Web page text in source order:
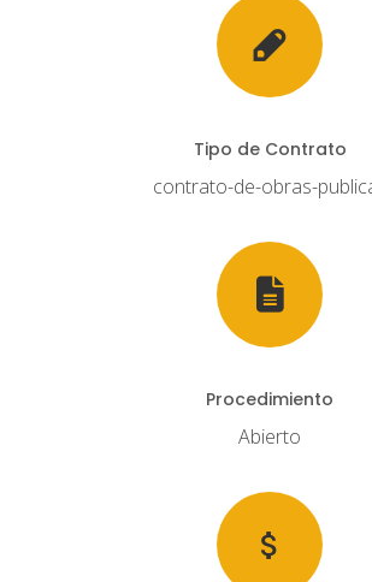
Tipo de Contrato
contrato-de-obras-
Procedimiento
Abierto